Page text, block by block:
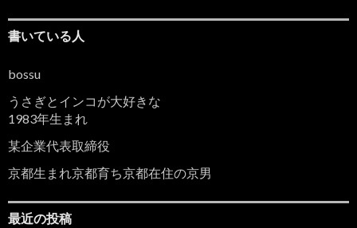
書いている人
bossu
うさぎとインコが大好きな
1983年生まれ
某企業代表取締役
京都生まれ京都育ち京都在住の京男
最近の投稿